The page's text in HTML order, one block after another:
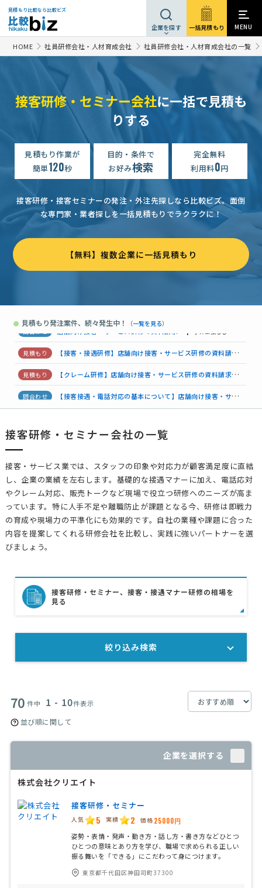
見積もり比較なら比較ビズ
企業を探す 一括見積もり MENU
HOME 社員研修会社・人材育成会社 社員研修会社・人材育成会社の一覧
接客研修・セミナー会社に一括で見積も
りする
見積もり作業が
簡単120秒
目的・条件で
お好み検索
完全無料
利用料0円
接客研修・接客セミナーの発注・外注先探しなら比較ビズ。 面倒
な専門家・業者探しを一括見積もりでラクラクに！
【無料】複数企業に一括見積もり
● 見積もり発注案件、続々発生中！ （一覧を見る）
店舗向け接客・サービス研修の資料請求 大阪府
【接客・接遇研修】店舗向け接客・サービス研修の資料請求
【クレーム研修】店舗向け接客・サービス研修の資料請求
【接客接遇・電話対応の基本について】店舗向け接客・サービス研修の資料請求
【女性の講師希望】店舗向け接客・サービス研修の資料請求
店舗向け接客・サービス研修の資料請求 300万円まで 広島県
接客研修・セミナーの見積もり依頼 予算上限なし
【警備員向け／ホスピタリティ・接遇マナー研修】 予算上限なし
店舗向け接客・サービス研修の資料請求
【接客接遇・電話対応の基本について】店舗向け接客・サービス研修の資料請求
【女性の講師希望】店舗向け接客・サービス研修の資料請求
接客研修・セミナー会社の一覧
接客・サービス業では、スタッフの印象や対応力が顧客満足度に直結
し、企業の業績を左右します。基礎的な接遇マナーに加え、電話応対
やクレーム対応、販売トークなど現場で役立つ研修へのニーズが高ま
っています。特に人手不足や離職防止が課題となる今、研修は即戦力
の育成や現場力の平準化にも効果的です。自社の業種や課題に合った
内容を提案してくれる研修会社を比較し、実践に強いパートナーを選
びましょう。
70 件中 1 - 10件表示
並び順に関して
企業を選択する
株式会社クリエイト
接客研修・セミナー
人気 5 実績 2 価格 25000円
姿勢・表情・発声・動き方・話し方・書き方などひとつ
ひとつの意味とあり方を学び、職場で求められる正しい
振る舞いを「できる」にこだわって身につけます。
東京都千代田区神田司町37300
接客研修・セミナー、接客・接遇マナー研修の相場を
見る
絞り込み検索